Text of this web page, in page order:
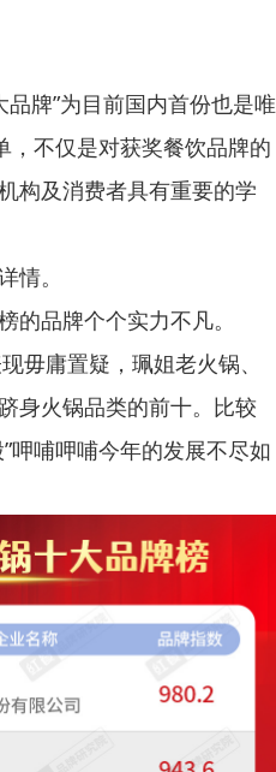
牌”为目前国内首份也是唯
，不仅是对获奖餐饮品牌的
构及消费者具有重要的学
情。
的品牌个个实力不凡。
毋庸置疑，珮姐老火锅、
身火锅品类的前十。比较
呷哺呷哺今年的发展不尽如